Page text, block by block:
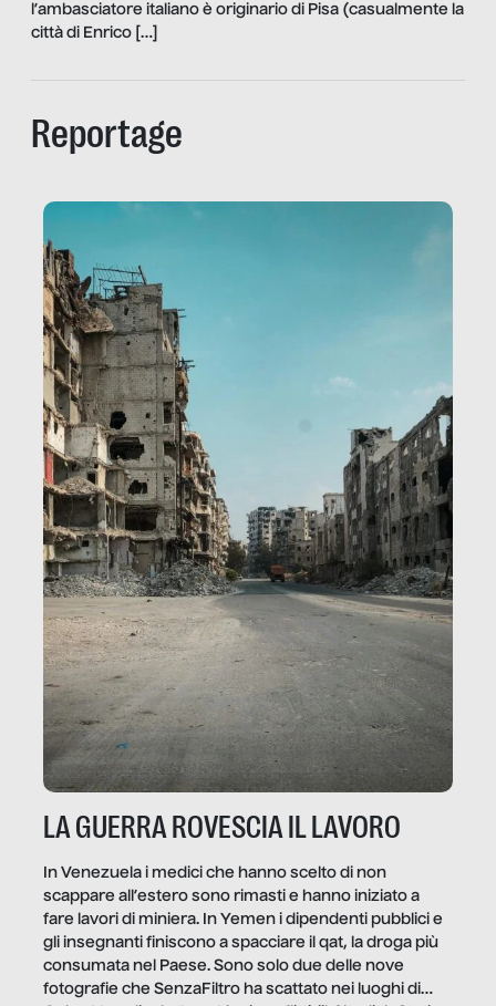
l’ambasciatore italiano è originario di Pisa (casualmente la
città di Enrico […]
Reportage
LA GUERRA ROVESCIA IL LAVORO
In Venezuela i medici che hanno scelto di non
scappare all’estero sono rimasti e hanno iniziato a
fare lavori di miniera. In Yemen i dipendenti pubblici e
gli insegnanti finiscono a spacciare il qat, la droga più
consumata nel Paese. Sono solo due delle nove
fotografie che SenzaFiltro ha scattato nei luoghi di